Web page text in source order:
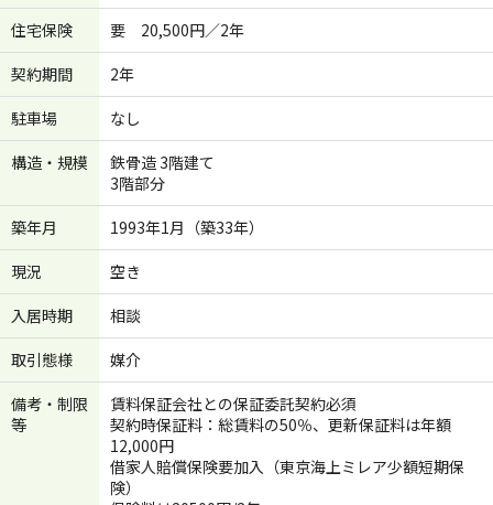
住宅保険
要 20,500円／2年
契約期間
2年
駐車場
なし
構造・規模
鉄骨造 3階建て
3階部分
築年月
1993年1月（築33年）
現況
空き
入居時期
相談
取引態様
媒介
備考・制限
等
賃料保証会社との保証委託契約必須
契約時保証料：総賃料の50％、更新保証料は年額
12,000円
借家人賠償保険要加入（東京海上ミレア少額短期保
険）